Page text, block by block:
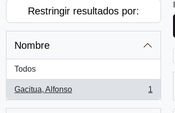
Restringir resultados por:
Nombre
Todos
Gacitua, Alfonso
, 1 resultados
1